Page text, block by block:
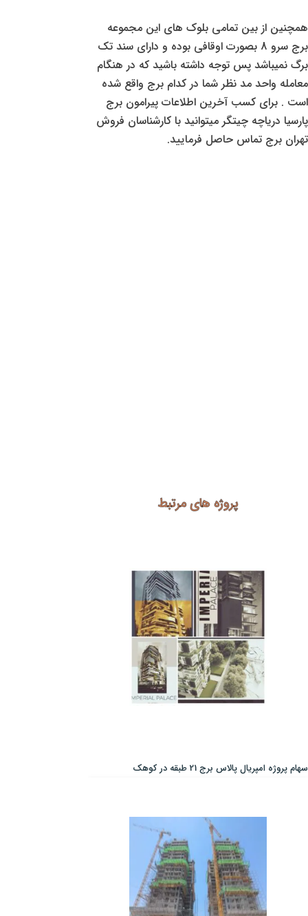
همچنین از بین تمامی بلوک های این مجموعه
برج سرو 8 بصورت اوقافی بوده و دارای سند تک
برگ نمیباشد پس توجه داشته باشید که در هنگام
معامله واحد مد نظر شما در کدام برج واقع شده
است . برای کسب آخرین اطلاعات پیرامون برج
پارسیا دریاچه چیتگر میتوانید با کارشناسان فروش
تهران برج تماس حاصل فرمایید.
پروژه های مرتبط
سهام پروژه امپریال پالاس برج 21 طبقه در کوهک